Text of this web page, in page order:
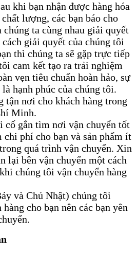
khi bạn nhận được hàng hóa
lượng, các bạn báo cho
ta cùng nhau giải quyết
giải quyết của chúng tôi
thì chúng ta sẽ gặp trực tiếp
cam kết tạo ra trải nghiệm
vẹn tiêu chuẩn hoàn hảo, sự
hạnh phúc của chúng tôi.
tận nơi cho khách hàng trong
Minh.
cố gắn tìm nơi vận chuyển tốt
chi phí cho bạn và sản phẩm ít
quá trình vận chuyển. Xin
lại bên vận chuyển một cách
chúng tôi vận chuyển hàng
và Chủ Nhật) chúng tôi
cho bạn nên các bạn yên